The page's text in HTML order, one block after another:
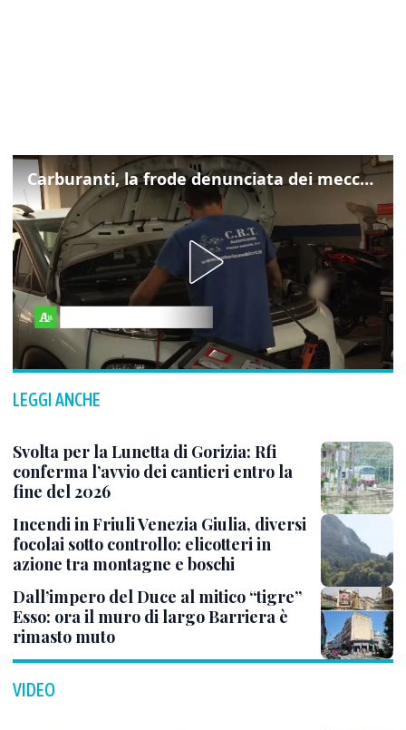
Carburanti, la frode denunciata dei meccanici: "Acqua in gasolio e benzina"
LEGGI ANCHE
Svolta per la Lunetta di Gorizia: Rfi
conferma l’avvio dei cantieri entro la
fine del 2026
Incendi in Friuli Venezia Giulia, diversi
focolai sotto controllo: elicotteri in
azione tra montagne e boschi
Dall’impero del Duce al mitico “tigre”
Esso: ora il muro di largo Barriera è
rimasto muto
VIDEO